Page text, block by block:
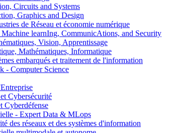
Circuits and Systems
Graphics and Design
de Réseau et économie numérique
learnIng, CommunicAtions, and Security
Vision, Apprentissage
Mathématiques, Informatique
embarqués et traitement de l'information
- Computer Science
Cybersécurité
Cyberdéfense
- Expert Data & MLops
des réseaux et des systèmes d'information